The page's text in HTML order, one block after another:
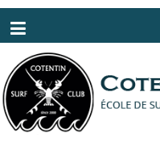
Panneau de gestion des cookies